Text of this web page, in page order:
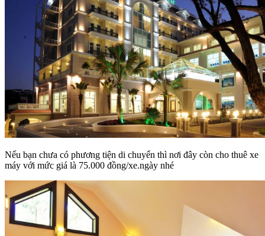
Nếu bạn chưa có phương tiện di chuyển thì nơi đây còn cho thuê xe
máy với mức giá là 75.000 đồng/xe.ngày nhé